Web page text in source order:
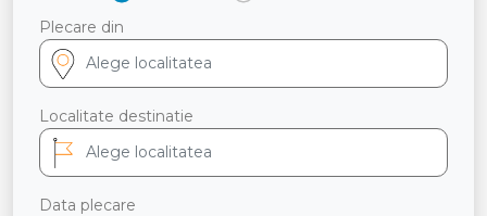
Plecare din
Localitate destinatie
Data plecare